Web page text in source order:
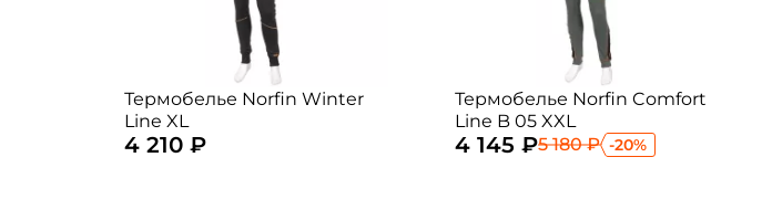
Термобелье Norfin Winter
Line XL
4 210 ₽
Термобелье Norfin Comfort
Line B 05 XXL
4 145 ₽5 180 ₽ -20%